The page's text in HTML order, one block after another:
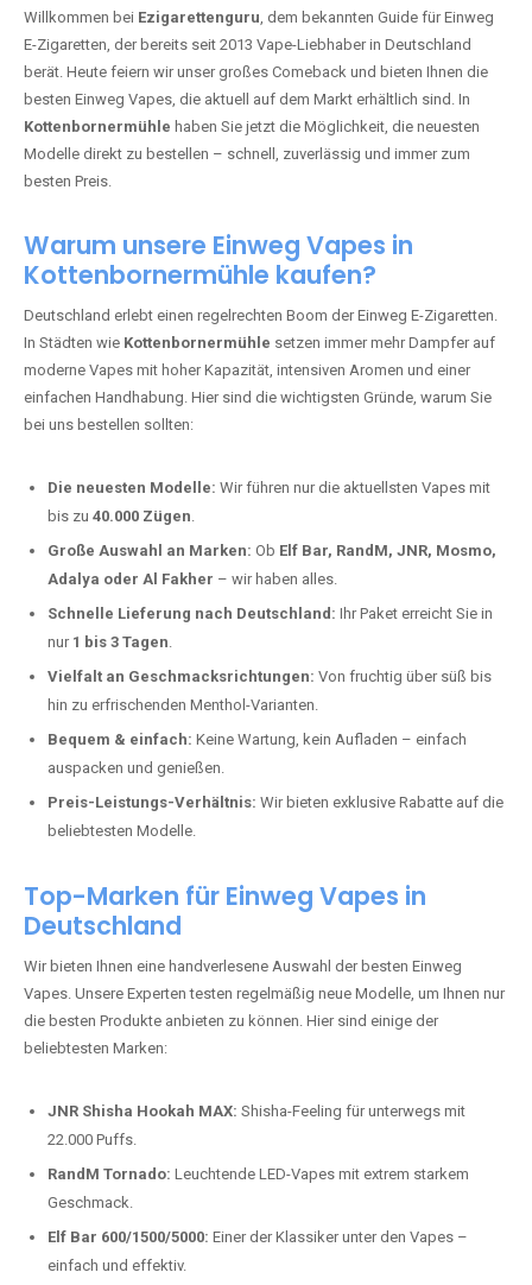
Willkommen bei Ezigarettenguru, dem bekannten Guide für Einweg
E-Zigaretten, der bereits seit 2013 Vape-Liebhaber in Deutschland
berät. Heute feiern wir unser großes Comeback und bieten Ihnen die
besten Einweg Vapes, die aktuell auf dem Markt erhältlich sind. In
Kottenbornermühle haben Sie jetzt die Möglichkeit, die neuesten
Modelle direkt zu bestellen – schnell, zuverlässig und immer zum
besten Preis.
Warum unsere Einweg Vapes in
Kottenbornermühle kaufen?
Deutschland erlebt einen regelrechten Boom der Einweg E-Zigaretten.
In Städten wie Kottenbornermühle setzen immer mehr Dampfer auf
moderne Vapes mit hoher Kapazität, intensiven Aromen und einer
einfachen Handhabung. Hier sind die wichtigsten Gründe, warum Sie
bei uns bestellen sollten:
Die neuesten Modelle: Wir führen nur die aktuellsten Vapes mit
bis zu 40.000 Zügen.
Große Auswahl an Marken: Ob Elf Bar, RandM, JNR, Mosmo,
Adalya oder Al Fakher – wir haben alles.
Schnelle Lieferung nach Deutschland: Ihr Paket erreicht Sie in
nur 1 bis 3 Tagen.
Vielfalt an Geschmacksrichtungen: Von fruchtig über süß bis
hin zu erfrischenden Menthol-Varianten.
Bequem & einfach: Keine Wartung, kein Aufladen – einfach
auspacken und genießen.
Preis-Leistungs-Verhältnis: Wir bieten exklusive Rabatte auf die
beliebtesten Modelle.
Top-Marken für Einweg Vapes in
Deutschland
Wir bieten Ihnen eine handverlesene Auswahl der besten Einweg
Vapes. Unsere Experten testen regelmäßig neue Modelle, um Ihnen nur
die besten Produkte anbieten zu können. Hier sind einige der
beliebtesten Marken:
JNR Shisha Hookah MAX: Shisha-Feeling für unterwegs mit
22.000 Puffs.
RandM Tornado: Leuchtende LED-Vapes mit extrem starkem
Geschmack.
Elf Bar 600/1500/5000: Einer der Klassiker unter den Vapes –
einfach und effektiv.